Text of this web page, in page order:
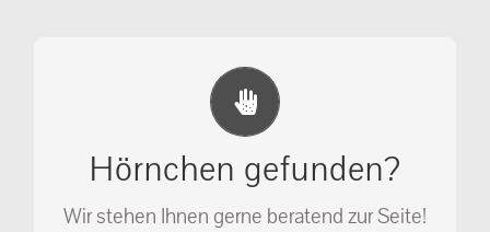
Hörnchen gefunden?
Wir stehen Ihnen gerne beratend zur Seite!
Erste Hilfe Maßnahmen
Ihr Anruf kann Leben retten!